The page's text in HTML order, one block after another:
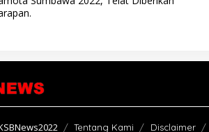
Tentang Kami Disclaimer